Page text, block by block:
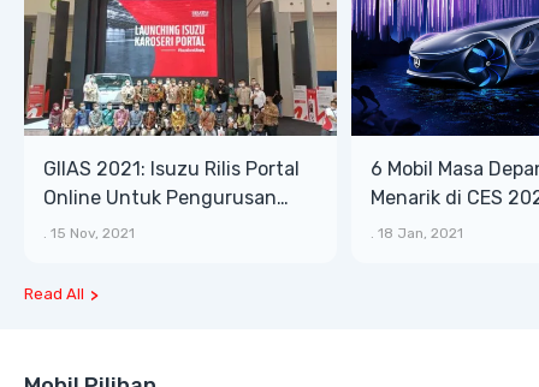
GIIAS 2021: Isuzu Rilis Portal
Online Untuk Pengurusan
Karoseri yang Lebih Mudah
. 15 Nov, 2021
6 Mobil Masa
Menarik di CES
. 18 Jan, 2021
Read All